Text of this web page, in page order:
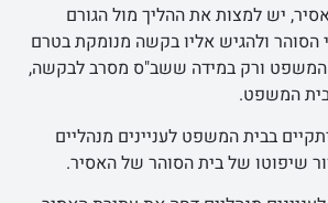
יש למצות את ההליך מול הגורם
הסוהר ולהגיש אליו בקשה מנומקת בטרם
המשפט ורק במידה ששב"ס מסרב לבקשה,
המשפט.
בבית המשפט לעניינים מנהליים
שיפוטו של בית הסוהר של האסיר.